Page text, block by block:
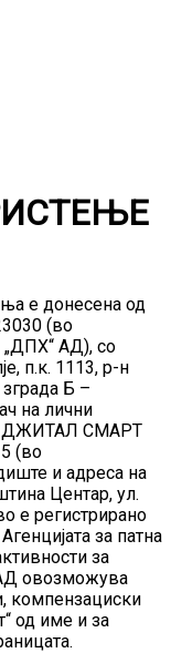
е донесена од
(во
„ДПХ“ АД), со
п.к. 1113, р-н
зграда Б –
на лични
СМАРТ
(во
и адреса на
Центар, ул.
е регистрирано
за патна
за
АД овозможува
компензациски
од име и за